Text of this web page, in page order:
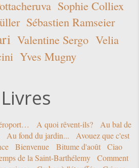
Sophie Colliex
Sébastien Ramseier
Valentine Sergo Velia
Yves Mugny
Livres
A quoi rêvent-ils?
Au bal de
Au fond du jardin...
Avouez que c'est
Bienvenue Bitume d'août
Ciao
de la Saint-Barthélemy
Comment